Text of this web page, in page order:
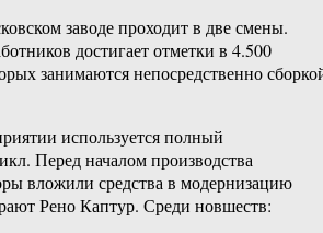
заводе проходит в две смены.
достигает отметки в 4.500
занимаются непосредственно
используется полный
Перед началом производства
вложили средства в модернизацию
Рено Каптур. Среди новшеств: